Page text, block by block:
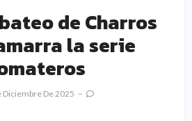
de Charros
la serie
Diciembre De 2025